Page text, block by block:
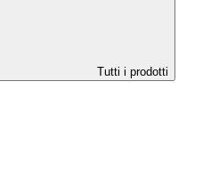
Tutti i prodotti